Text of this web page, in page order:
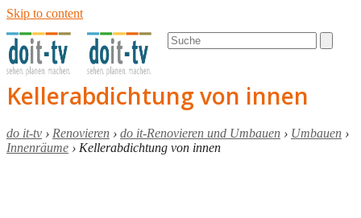
Skip to content
Open
mobile
Close
mobile
Search
Kellerabdichtung von innen
do it-tv › Renovieren › do it-Renovieren und Umbauen › Umbauen ›
Innenräume › Kellerabdichtung von innen